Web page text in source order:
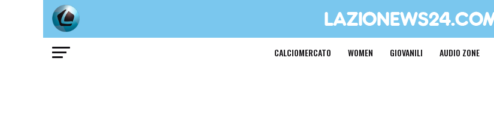
CALCIOMERCATO WOMEN GIOVANILI AUDIO ZONE